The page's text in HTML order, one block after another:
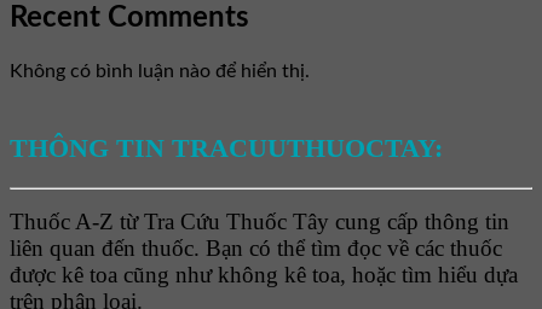
Recent Comments
Không có bình luận nào để hiển thị.
THÔNG TIN TRACUUTHUOCTAY:
Thuốc A-Z từ Tra Cứu Thuốc Tây cung cấp thông tin
liên quan đến thuốc. Bạn có thể tìm đọc về các thuốc
được kê toa cũng như không kê toa, hoặc tìm hiểu dựa
trên phân loại.